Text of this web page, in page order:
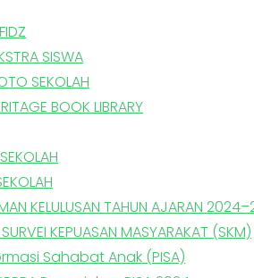
SISWA
SEKOLAH
BOOK LIBRARY
KELULUSAN TAHUN AJARAN
KEPUASAN MASYARAKAT (SKM)
Sahabat Anak (PISA)